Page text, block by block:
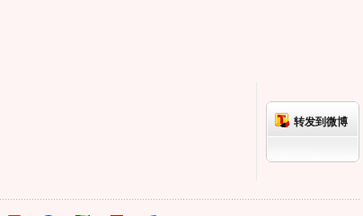
转发到微博